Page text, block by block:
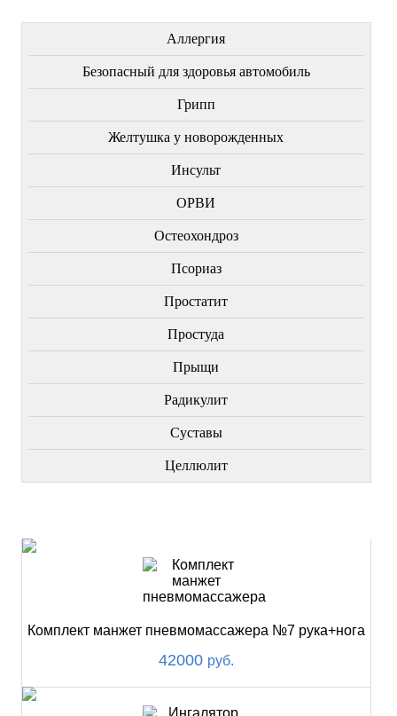
Аллергия
Безопасный для здоровья автомобиль
Грипп
Желтушка у новорожденных
Инсульт
ОРВИ
Остеохондроз
Пcориаз
Простатит
Простуда
Прыщи
Радикулит
Суставы
Целлюлит
Комплект манжет пневмомассажера №7 рука+нога
42000 руб.